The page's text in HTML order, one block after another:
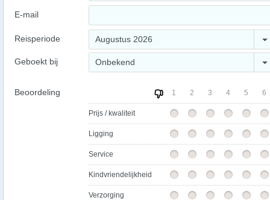
E-mail
Reisperiode Augustus 2026
Geboekt bij Onbekend
Beoordeling 1 2 3 4 5 6
Prijs / kwaliteit
Ligging
Service
Kindvriendelijkheid
Verzorging